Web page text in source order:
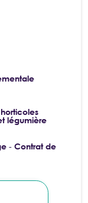
légumière
- Contrat de